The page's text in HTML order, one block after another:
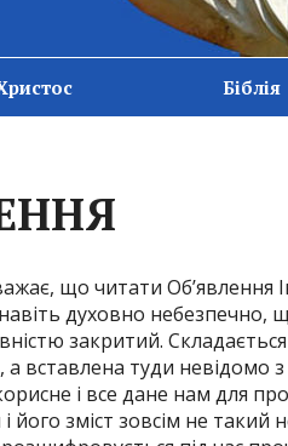
Біблія
що читати Об’явлення
духовно небезпечно,
закритий.
а вставлена туди
і все дане нам для
його зміст зовсім не такий